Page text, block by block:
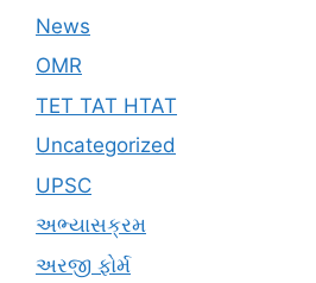
News
OMR
TET TAT HTAT
Uncategorized
UPSC
અભ્યાસક્રમ
અરજી ફોર્મ